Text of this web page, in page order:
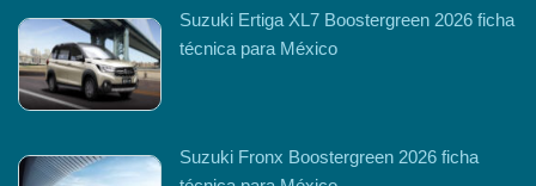
Suzuki Ertiga XL7 Boostergreen 2026 ficha
técnica para México
Suzuki Fronx Boostergreen 2026 ficha